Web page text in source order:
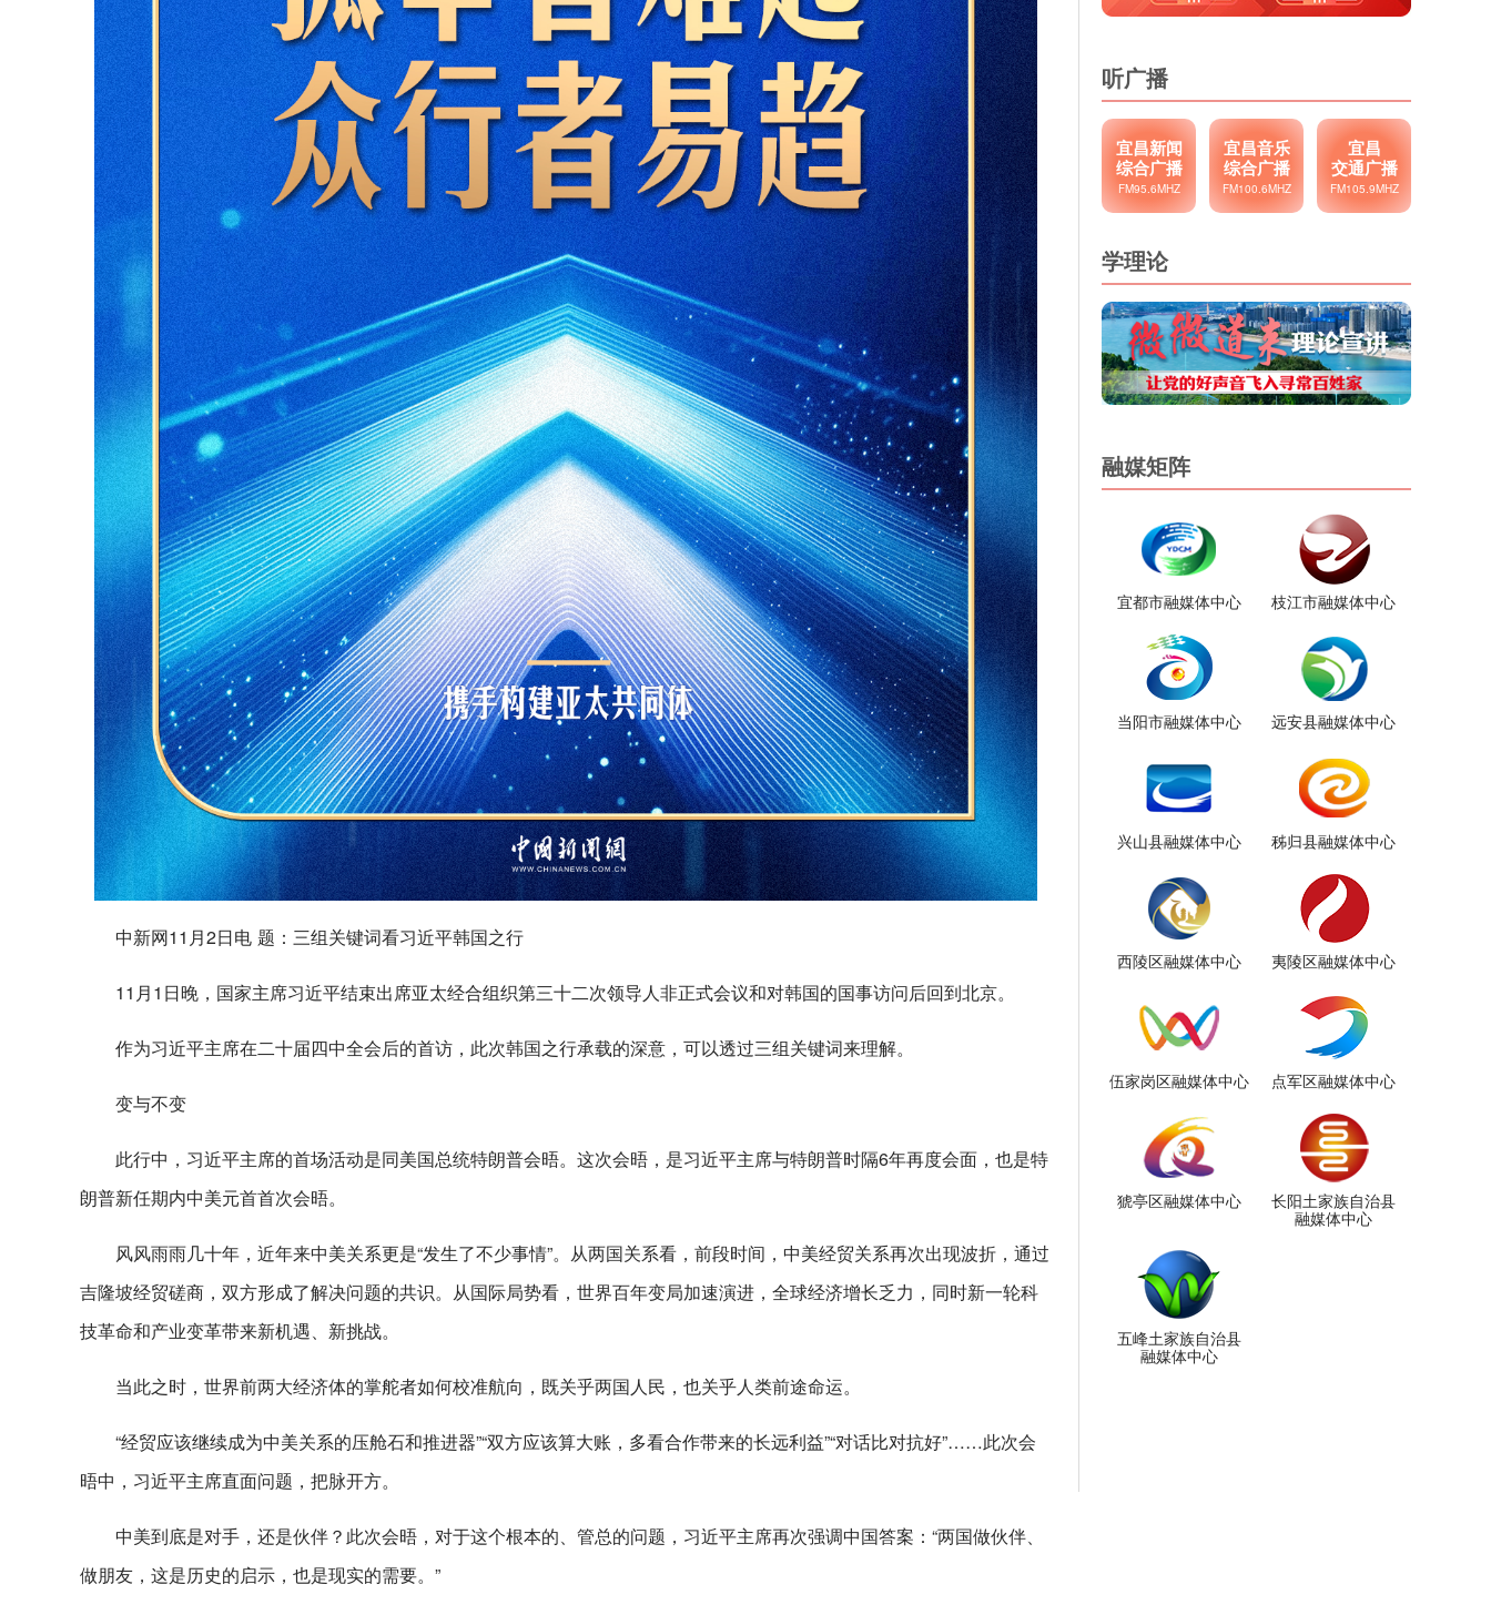
中新网11月2日电 题：三组关键词看习近平韩国之行
11月1日晚，国家主席习近平结束出席亚太经合组织第三十二次领导人非正式会议和对韩国的国事访问后回到北京。
作为习近平主席在二十届四中全会后的首访，此次韩国之行承载的深意，可以透过三组关键词来理解。
变与不变
此行中，习近平主席的首场活动是同美国总统特朗普会晤。这次会晤，是习近平主席与特朗普时隔6年再度会面，也是特
朗普新任期内中美元首首次会晤。
风风雨雨几十年，近年来中美关系更是“发生了不少事情”。从两国关系看，前段时间，中美经贸关系再次出现波折，通过
吉隆坡经贸磋商，双方形成了解决问题的共识。从国际局势看，世界百年变局加速演进，全球经济增长乏力，同时新一轮科
技革命和产业变革带来新机遇、新挑战。
当此之时，世界前两大经济体的掌舵者如何校准航向，既关乎两国人民，也关乎人类前途命运。
“经贸应该继续成为中美关系的压舱石和推进器”“双方应该算大账，多看合作带来的长远利益”“对话比对抗好”……此次会
晤中，习近平主席直面问题，把脉开方。
中美到底是对手，还是伙伴？此次会晤，对于这个根本的、管总的问题，习近平主席再次强调中国答案：“两国做伙伴、
做朋友，这是历史的启示，也是现实的需要。”
听广播
宜昌新闻
综合广播
FM95.6MHZ
宜昌音乐
综合广播
FM100.6MHZ
宜昌
交通广播
FM105.9MHZ
学理论
融媒矩阵
宜都市融媒体中心 枝江市融媒体中心
当阳市融媒体中心 远安县融媒体中心
兴山县融媒体中心 秭归县融媒体中心
西陵区融媒体中心 夷陵区融媒体中心
伍家岗区融媒体中心 点军区融媒体中心
猇亭区融媒体中心
长阳土家族自治县
融媒体中心
五峰土家族自治县
融媒体中心